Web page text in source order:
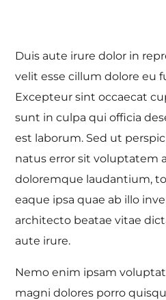
Duis aute irure dolor in
velit esse cillum dolore eu
Excepteur sint occaecat
sunt in culpa qui officia
est laborum. Sed ut
natus error sit voluptatem
doloremque laudantium,
eaque ipsa quae ab illo
architecto beatae vitae
aute irure.
Nemo enim ipsam
magni dolores porro